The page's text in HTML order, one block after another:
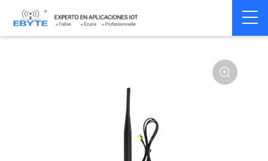
Home > Accessoires > Antenna
